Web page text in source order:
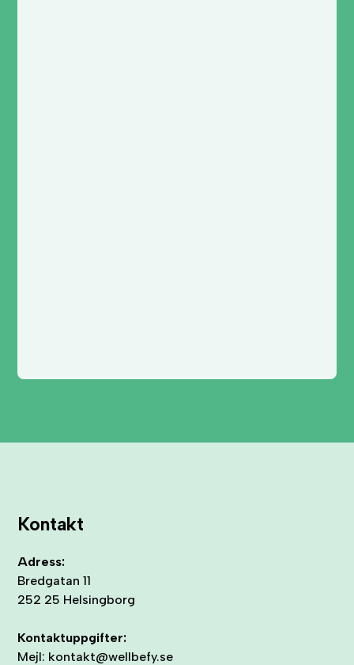
Kontakt
Adress:
Bredgatan 11
252 25 Helsingborg
Kontaktuppgifter:
Mejl: kontakt@wellbefy.se